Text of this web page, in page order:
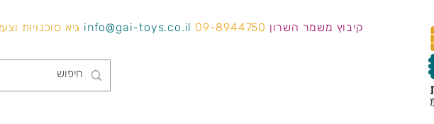
קיבוץ משמר השרון 09-8944750
info@gai-toys.co.il גיא סוכנויות